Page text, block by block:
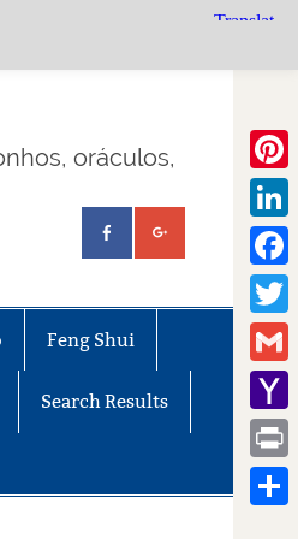
oráculos,
Feng Shui
Search Results
Gmail
Mail
Print